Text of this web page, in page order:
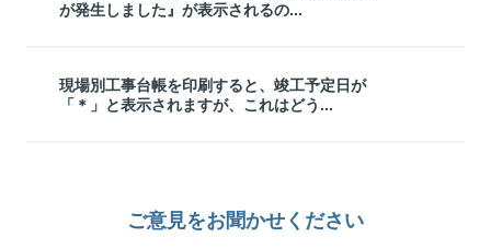
が発生しました』が表示されるの...
現場別工事台帳を印刷すると、竣工予定日が
「＊」と表示されますが、これはどう...
ご意見をお聞かせください